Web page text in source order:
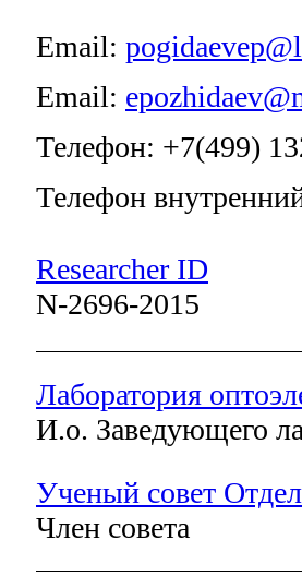
Email:
Email:
Телефон: +7(499)
Телефон
Researcher ID
N-2696-2015
Лаборатория
И.о. Заведующего
Ученый совет
Член совета